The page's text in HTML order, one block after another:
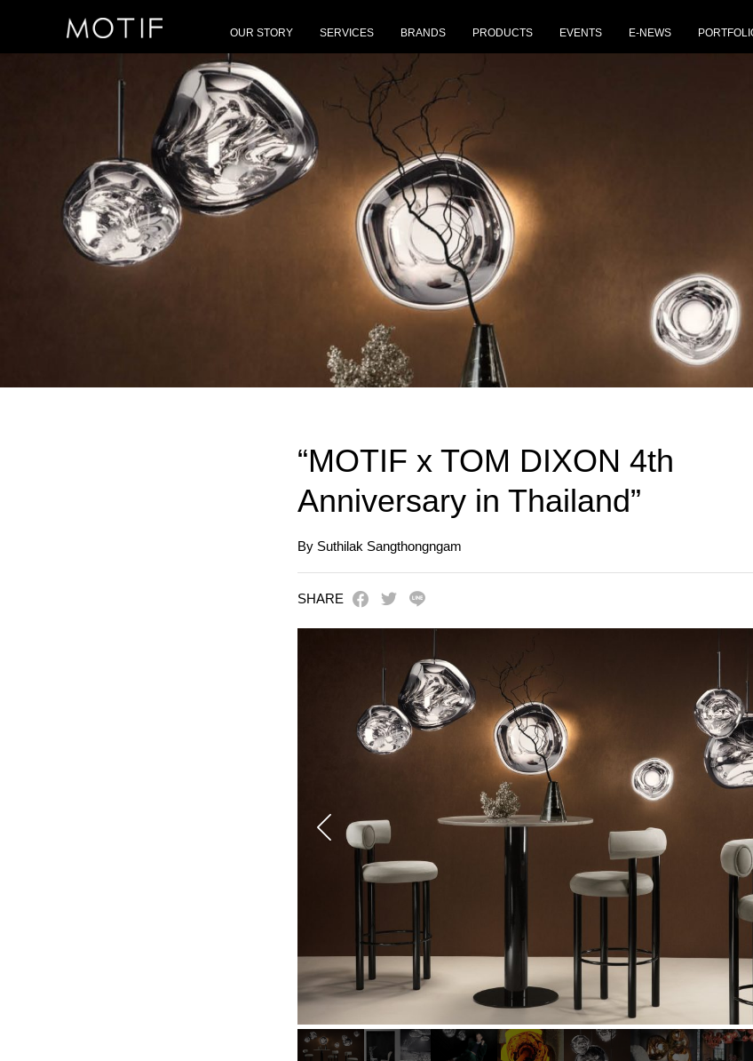
OUR STORY SERVICES BRANDS PRODUCTS EVENTS E-NEWS
“MOTIF x TOM DIXON 4th
Anniversary in Thailand”
By Suthilak Sangthongngam
SHARE